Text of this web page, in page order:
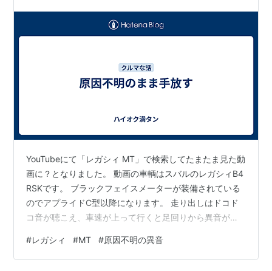
YouTubeにて「レガシィ MT」で検索してたまたま見た動
画に？となりました。 動画の車輌はスバルのレガシィB4
RSKです。 ブラックフェイスメーターが装備されている
のでアプライドC型以降になります。 走り出しはドコド
コ音が聴こえ、車速が上って行くと足回りから異音が鳴
動画のコメント欄を見ると、投稿主が異音について返信
してました。 乗り換えることになったので謎に包まれた
#レガシィ #MT #原因不明の異音